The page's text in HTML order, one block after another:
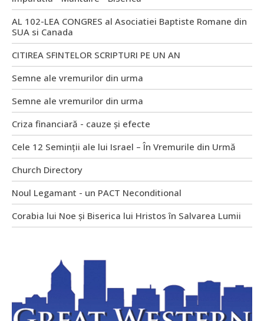
AL 102-LEA CONGRES al Asociatiei Baptiste Romane din
SUA si Canada
CITIREA SFINTELOR SCRIPTURI PE UN AN
Semne ale vremurilor din urma
Semne ale vremurilor din urma
Criza financiară - cauze și efecte
Cele 12 Seminții ale lui Israel – În Vremurile din Urmă
Church Directory
Noul Legamant - un PACT Neconditional
Corabia lui Noe și Biserica lui Hristos în Salvarea Lumii